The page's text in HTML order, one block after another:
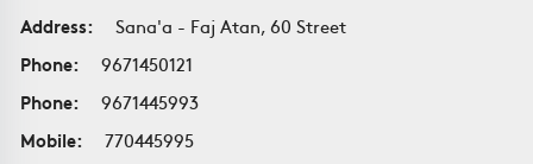
Address:
Sana'a - Faj Atan, 60 Street
Phone:
9671450121
Phone:
9671445993
Mobile:
770445995